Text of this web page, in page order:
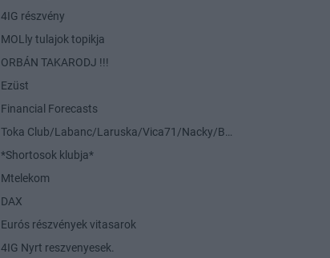
4IG részvény
MOLly tulajok topikja
ORBÁN TAKARODJ !!!
Ezüst
Financial Forecasts
*Shortosok klubja*
Mtelekom
DAX
Eurós részvények vitasarok
4IG Nyrt reszvenyesek.